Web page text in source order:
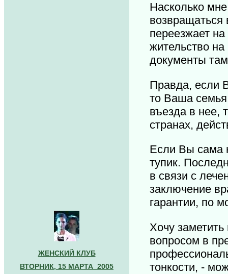
ЖЕНСКИЙ КЛУБ
ВТОРНИК, 15 МАРТА 2005
Насколько
переезжает
жительство
документы
Правда, если
то Ваша семья
въезда в нее,
странах,
Если Вы сама
тупик.
в связи с
заключение
гарантии, по
Хочу
вопросом в
тонкости, -